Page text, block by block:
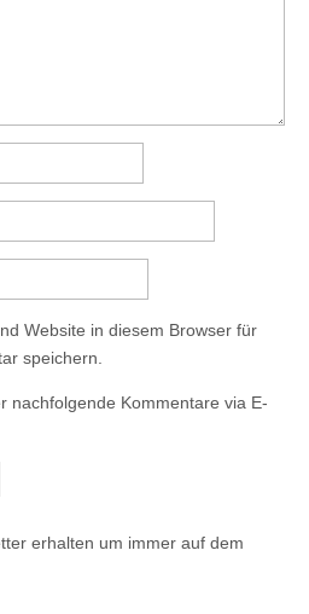
Website in diesem Browser für
speichern.
nachfolgende Kommentare via E-
erhalten um immer auf dem